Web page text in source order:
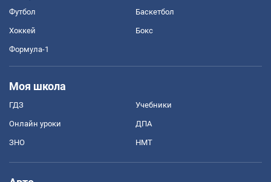
Футбол Баскетбол
Хоккей Бокс
Формула-1
Моя школа
ГДЗ Учебники
Онлайн уроки ДПА
ЗНО НМТ